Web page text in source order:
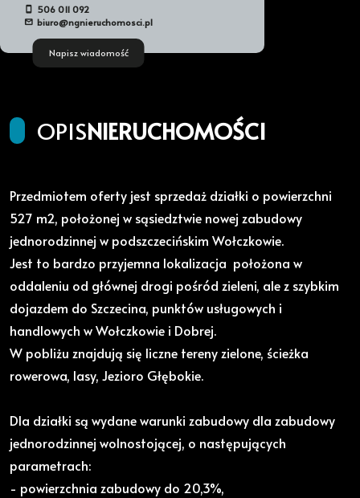
506 011 092
biuro@ngnieruchomosci.pl
Napisz wiadomość
OPISNIERUCHOMOŚCI
Przedmiotem oferty jest sprzedaż działki o powierzchni
527 m2, położonej w sąsiedztwie nowej zabudowy
jednorodzinnej w podszczecińskim Wołczkowie.
Jest to bardzo przyjemna lokalizacja położona w
oddaleniu od głównej drogi pośród zieleni, ale z szybkim
dojazdem do Szczecina, punktów usługowych i
handlowych w Wołczkowie i Dobrej.
W pobliżu znajdują się liczne tereny zielone, ścieżka
rowerowa, lasy, Jezioro Głębokie.
Dla działki są wydane warunki zabudowy dla zabudowy
jednorodzinnej wolnostojącej, o następujących
parametrach:
- powierzchnia zabudowy do 20,3%,